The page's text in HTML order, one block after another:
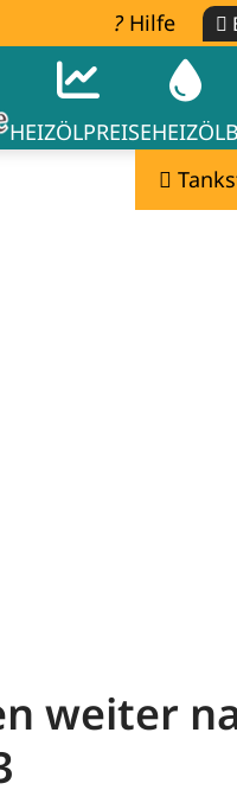
Hilfe
HEIZÖLPREISEHEIZÖL
weiter